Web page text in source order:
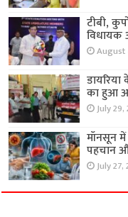
टीबी,
विधायक
August
का हुआ
July 29,
मॉनसून
पहचान
July 27,